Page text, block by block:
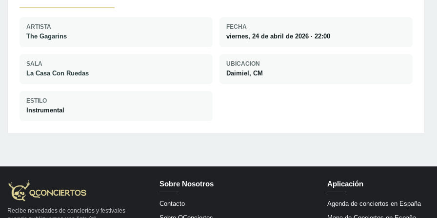
ARTISTA
The Gagarins
FECHA
viernes, 24 de abril de 2026 · 22:00
SALA
La Casa Con Ruedas
UBICACION
Daimiel, CM
ESTILO
Instrumental
Recibe novedades de conciertos y festivales
Sobre Nosotros
Contacto
Aplicación
Agenda de conciertos en España